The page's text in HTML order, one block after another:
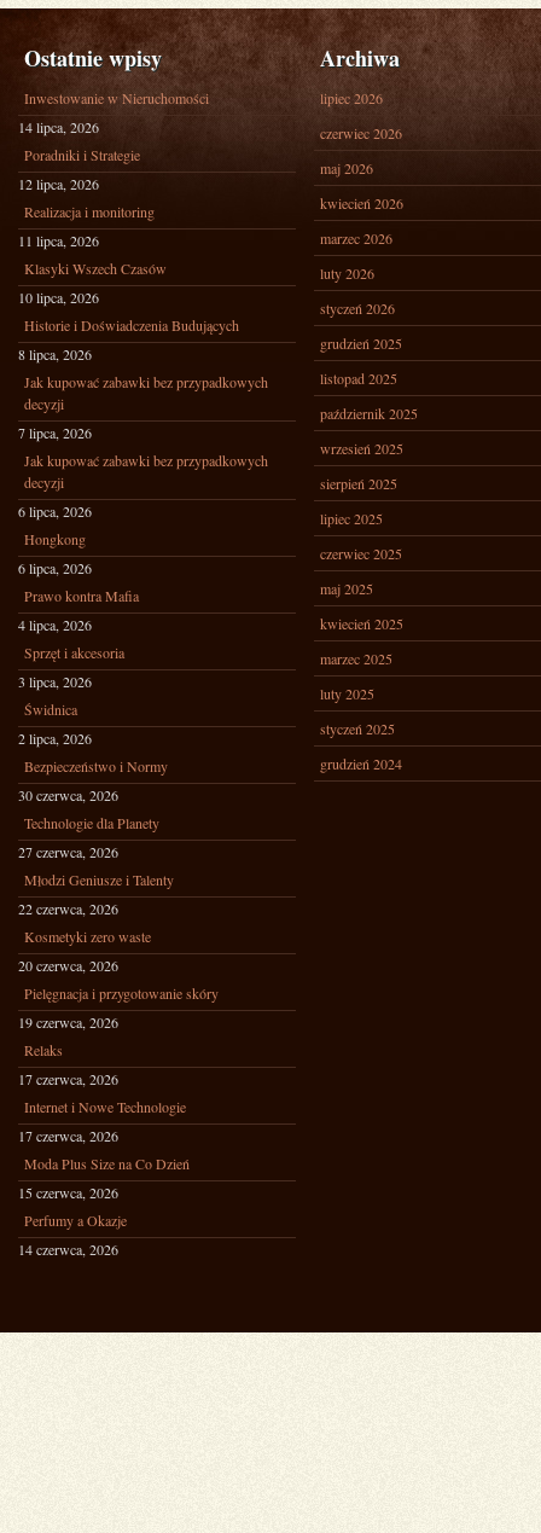
Ostatnie wpisy
Inwestowanie w Nieruchomości
14 lipca, 2026
Poradniki i Strategie
12 lipca, 2026
Realizacja i monitoring
11 lipca, 2026
Klasyki Wszech Czasów
10 lipca, 2026
Historie i Doświadczenia Budujących
8 lipca, 2026
Jak kupować zabawki bez przypadkowych
decyzji
7 lipca, 2026
Jak kupować zabawki bez przypadkowych
decyzji
6 lipca, 2026
Hongkong
6 lipca, 2026
Prawo kontra Mafia
4 lipca, 2026
Sprzęt i akcesoria
3 lipca, 2026
Świdnica
2 lipca, 2026
Bezpieczeństwo i Normy
30 czerwca, 2026
Technologie dla Planety
27 czerwca, 2026
Młodzi Geniusze i Talenty
22 czerwca, 2026
Kosmetyki zero waste
20 czerwca, 2026
Pielęgnacja i przygotowanie skóry
19 czerwca, 2026
Relaks
17 czerwca, 2026
Internet i Nowe Technologie
17 czerwca, 2026
Moda Plus Size na Co Dzień
15 czerwca, 2026
Perfumy a Okazje
14 czerwca, 2026
Archiwa
lipiec 2026
czerwiec 2026
maj 2026
kwiecień 2026
marzec 2026
luty 2026
styczeń 2026
grudzień 2025
listopad 2025
październik 2025
wrzesień 2025
sierpień 2025
lipiec 2025
czerwiec 2025
maj 2025
kwiecień 2025
marzec 2025
luty 2025
styczeń 2025
grudzień 2024